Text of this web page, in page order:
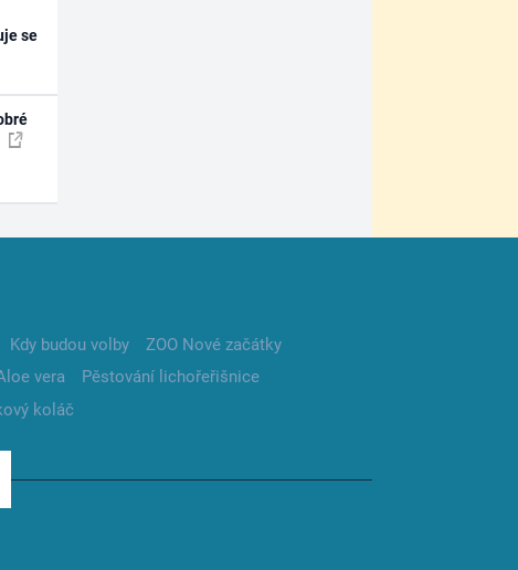
se
Kdy budou volby
ZOO Nové začátky
vera
Pěstování lichořeřišnice
koláč